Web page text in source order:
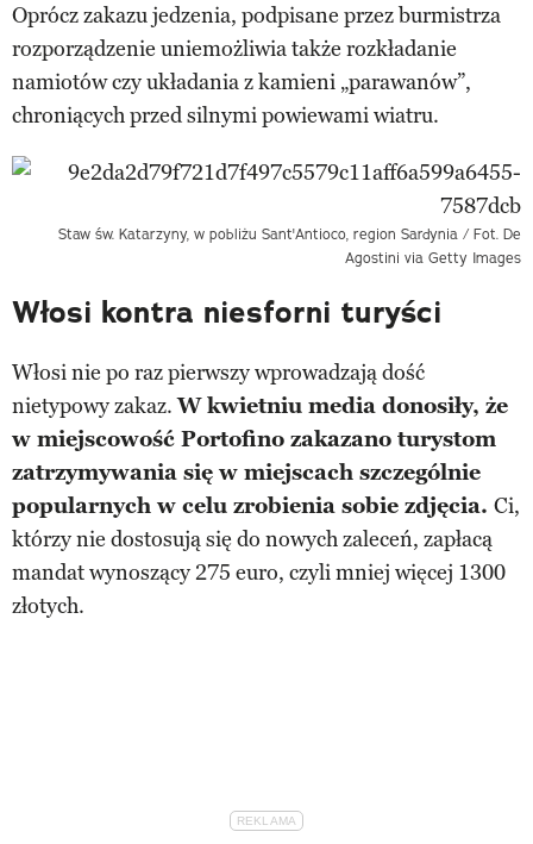
Oprócz zakazu jedzenia, podpisane przez burmistrza
rozporządzenie uniemożliwia także rozkładanie
namiotów czy układania z kamieni „parawanów”,
chroniących przed silnymi powiewami wiatru.
Staw św. Katarzyny, w pobliżu Sant'Antioco, region Sardynia / Fot. De
Agostini via Getty Images
Włosi kontra niesforni turyści
Włosi nie po raz pierwszy wprowadzają dość
nietypowy zakaz.W kwietniu media donosiły, że
w miejscowość Portofino zakazano turystom
zatrzymywania się w miejscach szczególnie
popularnych w celu zrobienia sobie zdjęcia. Ci,
którzy nie dostosują się do nowych zaleceń, zapłacą
mandat wynoszący 275 euro, czyli mniej więcej 1300
złotych.